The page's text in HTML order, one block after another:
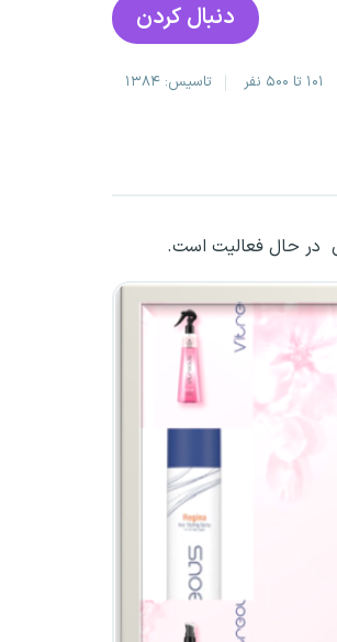
دنبال کردن
۱۰۱ تا ۵۰۰ نفر تاسیس: ۱۳۸۴
در حال فعالیت است.